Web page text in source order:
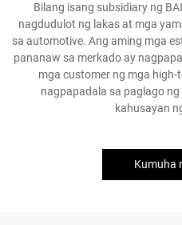
Bilang isang subsidiary ng
nagdudulot ng lakas at mga
sa automotive. Ang aming mga
pananaw sa merkado ay
mga customer ng mga
nagpapadala sa paglago
kahusayan
Kumuha